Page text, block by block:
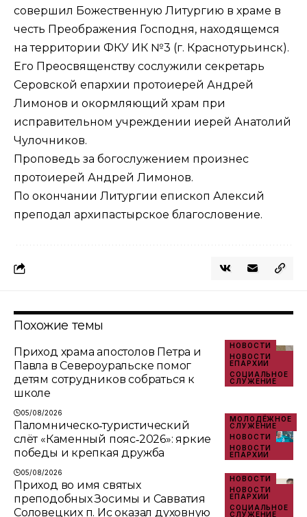
совершил Божественную Литургию в храме в
честь Преображения Господня, находящемся
на территории ФКУ ИК №3 (г. Краснотурьинск).
Его Преосвященству сослужили секретарь
Серовской епархии протоиерей Андрей
Лимонов и окормляющий храм при
исправительном учреждении иерей Анатолий
Чулочников.
Проповедь за богослужением произнес
протоиерей Андрей Лимонов.
По окончании Литургии епископ Алексий
преподал архипастырское благословение.
Похожие темы
НОВОСТИ
НОВОСТИ
ЕПАРХИИ
СОЦИАЛЬНОЕ
СЛУЖЕНИЕ
Приход храма апостолов Петра и
Павла в Североуральске помог
детям сотрудников собраться к
школе
05/08/2026
МОЛОДЁЖНОЕ
СЛУЖЕНИЕ
НОВОСТИ
НОВОСТИ
ЕПАРХИИ
Паломническо‑туристический
слёт «Каменный пояс‑2026»: яркие
победы и крепкая дружба
05/08/2026
НОВОСТИ
НОВОСТИ
ЕПАРХИИ
СОЦИАЛЬНОЕ
СЛУЖЕНИЕ
Приход во имя святых
преподобных Зосимы и Савватия
Соловецких п. Ис оказал духовную